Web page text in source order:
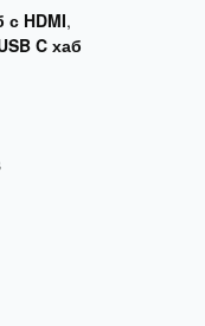
HDMI,
C хаб